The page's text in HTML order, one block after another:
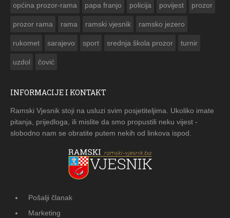
općina prozor-rama papa franjo policija povijest prozor
prozor rama rama ramski vjesnik ramsko jezero
rukomet sarajevo sport srednja škola prozor turnir
uzdol čović
INFORMACIJE I KONTAKT
Ramski Vjesnik stoji na usluzi svim posjetiteljima. Ukoliko imate
pitanja, prijedloga, ili mislite da smo propustili neku vijest -
slobodno nam se obratite putem nekih od linkova ispod.
Pošalji članak
Marketing